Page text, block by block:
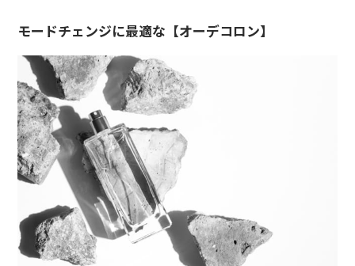
モードチェンジに最適な【オーデコロン】